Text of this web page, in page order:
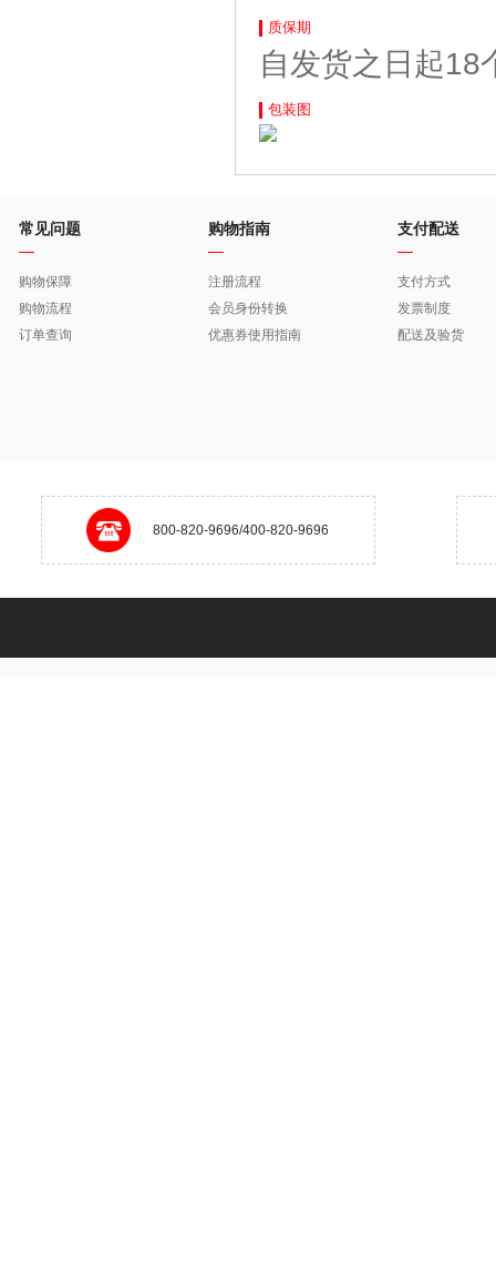
质保期
自发货之日起18
包装图
常见问题
购物保障
购物流程
订单查询
购物指南
注册流程
会员身份转换
优惠券使用指南
支付配送
支付方式
发票制度
配送及验货
800-820-9696/400-820-9696